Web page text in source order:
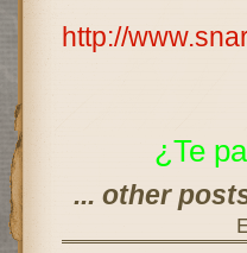
http://
¿Te
... other